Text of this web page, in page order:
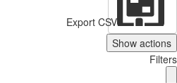
Export CSV
Show actions
Filters